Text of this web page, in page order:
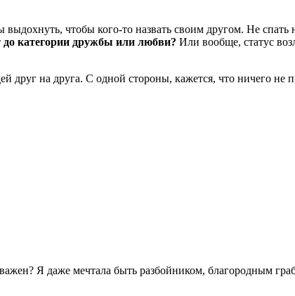
чтобы кого-то назвать своим другом. Не спать
категории дружбы или любви? Или вообще, статус
друг на друга. С одной стороны, кажется, что ничего не
Я даже мечтала быть разбойником, благородным